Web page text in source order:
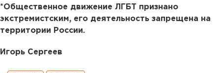
*Общественное движение ЛГБТ признано
экстремистским, его деятельность запрещена на
территории России.
Игорь Сергеев